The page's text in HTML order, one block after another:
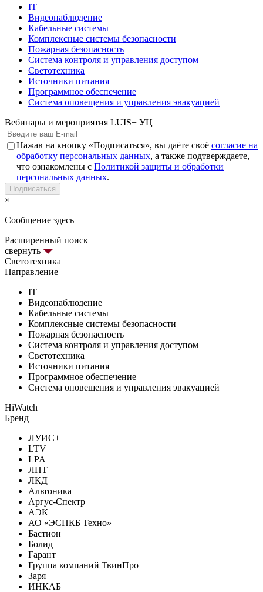
IT
Видеонаблюдение
Кабельные системы
Комплексные системы безопасности
Пожарная безопасность
Система контроля и управления доступом
Светотехника
Источники питания
Программное обеспечение
Система оповещения и управления эвакуацией
Вебинары и мероприятия LUIS+ УЦ
Нажав на кнопку «Подписаться», вы даёте своё согласие на
обработку персональных данных, а также подтверждаете,
что ознакомлены с Политикой защиты и обработки
персональных данных.
Подписаться
×
Сообщение здесь
Расширенный поиск
свернуть
Светотехника
Направление
IT
Видеонаблюдение
Кабельные системы
Комплексные системы безопасности
Пожарная безопасность
Система контроля и управления доступом
Светотехника
Источники питания
Программное обеспечение
Система оповещения и управления эвакуацией
HiWatch
Бренд
ЛУИС+
LTV
LPA
ЛПТ
ЛКД
Альтоника
Аргус-Спектр
АЭК
АО «ЭСПКБ Техно»
Бастион
Болид
Гарант
Группа компаний ТвинПро
Заря
ИНКАБ